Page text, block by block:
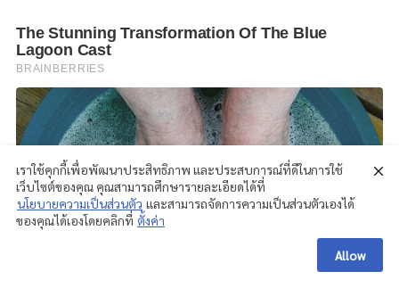
เราใช้คุกกี้เพื่อพัฒนาประสิทธิภาพ และประสบการณ์ที่ดีในการใช้
เว็บไซต์ของคุณ คุณสามารถศึกษารายละเอียดได้ที่
นโยบายความเป็นส่วนตัว และสามารถจัดการความเป็นส่วนตัวเองได้
ของคุณได้เองโดยคลิกที่ ตั้งค่า
Allow